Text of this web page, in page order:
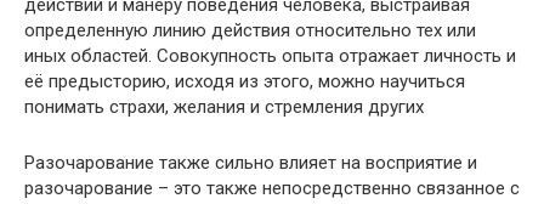
действий и манеру поведения человека, выстраивая
определенную линию действия относительно тех или
иных областей. Совокупность опыта отражает личность и
её предысторию, исходя из этого, можно научиться
понимать страхи, желания и стремления других
Разочарование также сильно влияет на восприятие и
разочарование – это также непосредственно связанное с